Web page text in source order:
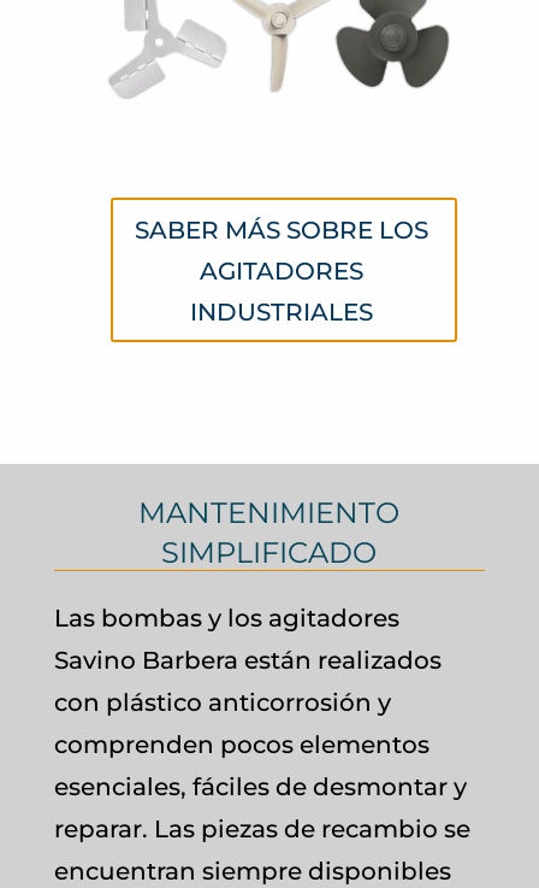
SABER MÁS SOBRE LOS
AGITADORES
INDUSTRIALES
MANTENIMIENTO
SIMPLIFICADO
Las bombas y los agitadores
Savino Barbera están realizados
con plástico anticorrosión y
comprenden pocos elementos
esenciales, fáciles de desmontar y
reparar. Las piezas de recambio se
encuentran siempre disponibles